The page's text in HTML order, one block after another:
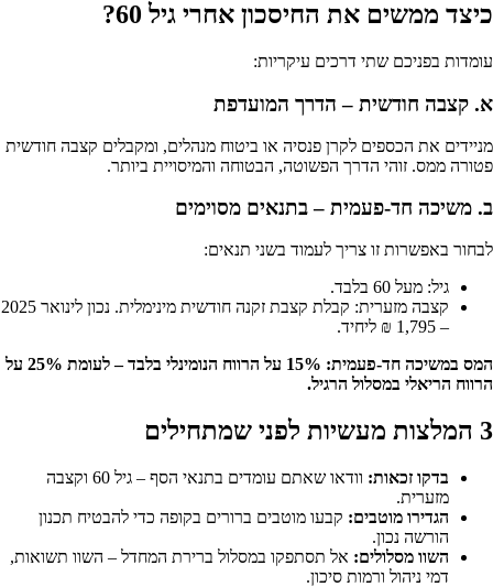
כיצד ממשים את החיסכון אחרי גיל 60?
עומדות בפניכם שתי דרכים עיקריות:
א. קצבה חודשית – הדרך המועדפת
מניידים את הכספים לקרן פנסיה או ביטוח מנהלים, ומקבלים קצבה חודשית
פטורה ממס. זוהי הדרך הפשוטה, הבטוחה והמיסויית ביותר.
ב. משיכה חד-פעמית – בתנאים מסוימים
לבחור באפשרות זו צריך לעמוד בשני תנאים:
גיל: מעל 60 בלבד.
קצבה מזערית: קבלת קצבת זקנה חודשית מינימלית. נכון לינואר 2025
– 1,795 ₪ ליחיד.
המס במשיכה חד-פעמית: 15% על הרווח הנומינלי בלבד – לעומת 25% על
הרווח הריאלי במסלול הרגיל.
3 המלצות מעשיות לפני שמתחילים
בדקו זכאות:
וודאו שאתם עומדים בתנאי הסף – גיל 60 וקצבה
מזערית.
הגדירו מוטבים: קבעו מוטבים ברורים בקופה כדי להבטיח תכנון
הורשה נכון.
השוו מסלולים: אל תסתפקו במסלול ברירת המחדל – השוו תשואות,
דמי ניהול ורמות סיכון.